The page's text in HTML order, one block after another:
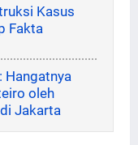
Kasus
Fakta
Hangatnya
oleh
Jakarta